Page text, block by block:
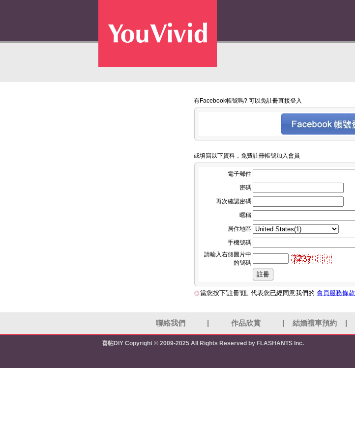
有Facebook帳號嗎? 可以免註冊直接登入
或填寫以下資料，免費註冊帳號加入會員
電子郵件
密碼
再次確認密碼
暱稱
居住地區
手機號碼
請輸入右側圖片中
的號碼
當您按下'註冊'鈕, 代表您已經同意我們的 會員服務條款
聯絡我們 作品欣賞 結婚禮車預約
喜帖DIY Copyright © 2009-2025 All Rights Reserved by FLASHANTS Inc.